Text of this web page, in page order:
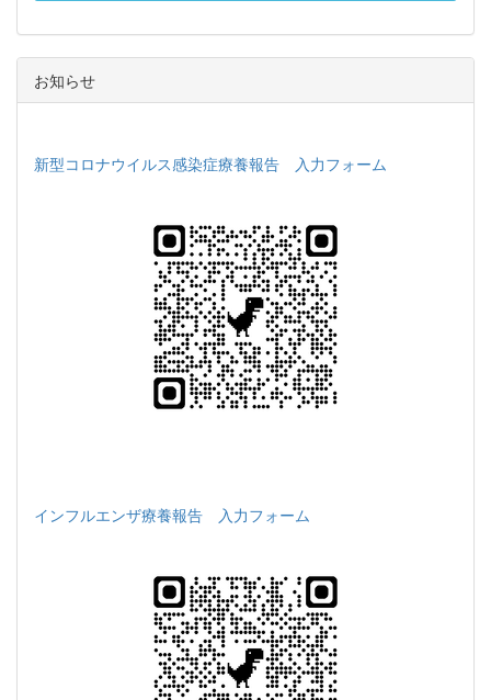
お知らせ
新型コロナウイルス感染症療養報告 入力フォーム
インフルエンザ療養報告 入力フォーム